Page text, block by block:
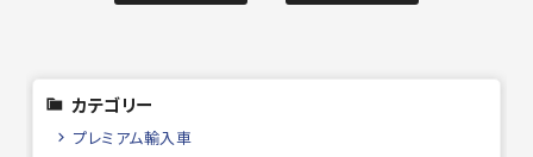
カテゴリー
プレミアム輸入車